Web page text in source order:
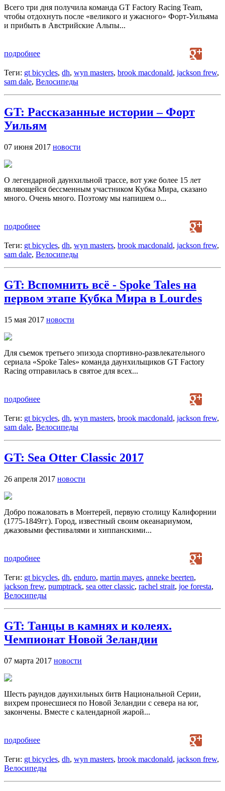
Всего три дня получила команда GT Factory Racing Team,
чтобы отдохнуть после «великого и ужасного» Форт-Уильяма
и прибыть в Австрийские Альпы...
подробнее
Теги: gt bicycles, dh, wyn masters, brook macdonald, jackson frew,
sam dale, Велосипеды
GT: Рассказанные истории – Форт
Уильям
07 июня 2017 новости
О легендарной даунхильной трассе, вот уже более 15 лет
являющейся бессменным участником Кубка Мира, сказано
много. Очень много. Поэтому мы напишем о...
подробнее
Теги: gt bicycles, dh, wyn masters, brook macdonald, jackson frew,
sam dale, Велосипеды
GT: Вспомнить всё - Spoke Tales на
первом этапе Кубка Мира в Lourdes
15 мая 2017 новости
Для съемок третьего эпизода спортивно-развлекательного
сериала «Spoke Tales» команда даунхильщиков GT Factory
Racing отправилась в святое для всех...
подробнее
Теги: gt bicycles, dh, wyn masters, brook macdonald, jackson frew,
sam dale, Велосипеды
GT: Sea Otter Classic 2017
26 апреля 2017 новости
Добро пожаловать в Монтерей, первую столицу Калифорнии
(1775-1849гг). Город, известный своим океанариумом,
джазовыми фестивалями и хиппанскими...
подробнее
Теги: gt bicycles, dh, enduro, martin mayes, anneke beerten,
jackson frew, pumptrack, sea otter classic, rachel strait, joe foresta,
Велосипеды
GT: Танцы в камнях и колеях.
Чемпионат Новой Зеландии
07 марта 2017 новости
Шесть раундов даунхильных битв Национальной Серии,
вихрем пронесшиеся по Новой Зеландии с севера на юг,
закончены. Вместе с календарной жарой...
подробнее
Теги: gt bicycles, dh, wyn masters, brook macdonald, jackson frew,
Велосипеды